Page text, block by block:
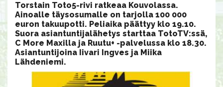
Torstain Toto5-rivi ratkeaa Kouvolassa.
Ainoalle täysosumalle on tarjolla 100 000
euron takuupotti. Peliaika päättyy klo 19.10.
Suora asiantuntijalähetys starttaa TotoTV:ssä,
C More Maxilla ja Ruutu+ -palvelussa klo 18.30.
Asiantuntijoina Iivari Ingves ja Miika
Lähdeniemi.